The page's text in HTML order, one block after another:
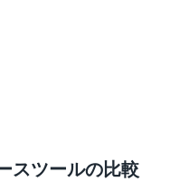
スツールの比較